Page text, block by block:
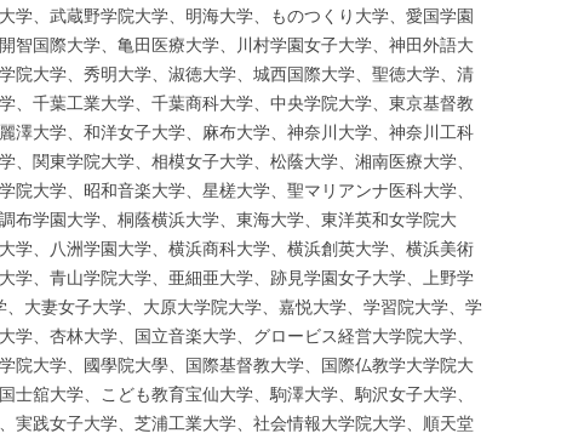
学、武蔵野学院大学、明海大学、ものつくり大学、愛国学園
智国際大学、亀田医療大学、川村学園女子大学、神田外語大
院大学、秀明大学、淑徳大学、城西国際大学、聖徳大学、清
、千葉工業大学、千葉商科大学、中央学院大学、東京基督教
澤大学、和洋女子大学、麻布大学、神奈川大学、神奈川工科
、関東学院大学、相模女子大学、松蔭大学、湘南医療大学、
院大学、昭和音楽大学、星槎大学、聖マリアンナ医科大学、
布学園大学、桐蔭横浜大学、東海大学、東洋英和女学院大
学、八洲学園大学、横浜商科大学、横浜創英大学、横浜美術
学、青山学院大学、亜細亜大学、跡見学園女子大学、上野学
大妻女子大学、大原大学院大学、嘉悦大学、学習院大学、学
学、杏林大学、国立音楽大学、グロービス経営大学院大学、
院大学、國學院大學、国際基督教大学、国際仏教学大学院大
士舘大学、こども教育宝仙大学、駒澤大学、駒沢女子大学、
実践女子大学、芝浦工業大学、社会情報大学院大学、順天堂